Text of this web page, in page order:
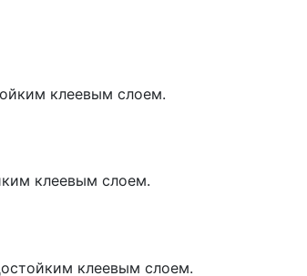
клеевым слоем.
клеевым слоем.
клеевым слоем.